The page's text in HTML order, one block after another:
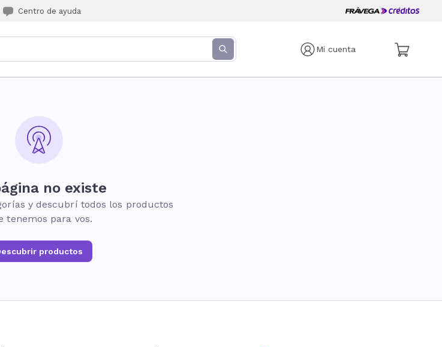
Centro de ayuda
Mi cuenta
no existe
y descubrí todos los productos
tenemos para vos.
productos